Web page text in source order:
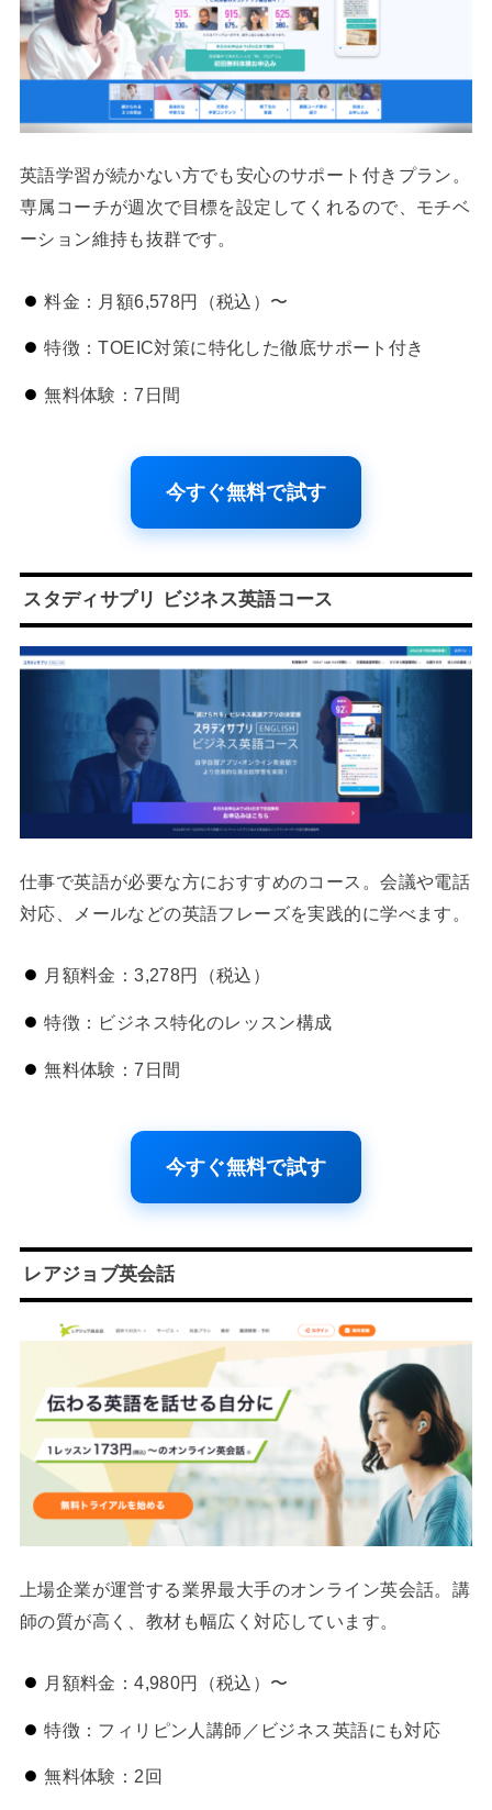
英語学習が続かない方でも安心のサポート付きプラン。
専属コーチが週次で目標を設定してくれるので、モチベ
ーション維持も抜群です。
料金：月額6,578円（税込）〜
特徴：TOEIC対策に特化した徹底サポート付き
無料体験：7日間
今すぐ無料で試す
スタディサプリ ビジネス英語コース
仕事で英語が必要な方におすすめのコース。会議や電話
対応、メールなどの英語フレーズを実践的に学べます。
月額料金：3,278円（税込）
特徴：ビジネス特化のレッスン構成
無料体験：7日間
今すぐ無料で試す
レアジョブ英会話
上場企業が運営する業界最大手のオンライン英会話。講
師の質が高く、教材も幅広く対応しています。
月額料金：4,980円（税込）〜
特徴：フィリピン人講師／ビジネス英語にも対応
無料体験：2回